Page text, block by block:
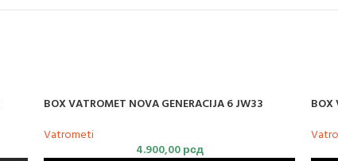
BOX VATROMET NOVA GENERACIJA 6 JW33
Vatrometi
4.900,00рсд
BOX